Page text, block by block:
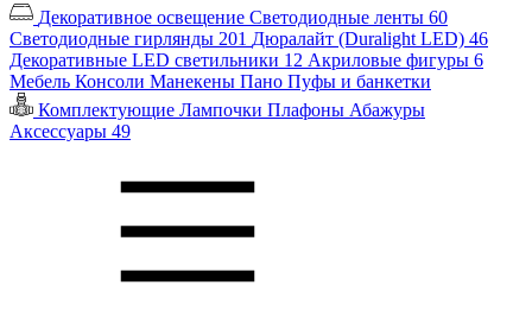
Декоративное освещение Светодиодные ленты 60
Светодиодные гирлянды 201 Дюралайт (Duralight LED) 46
Декоративные LED светильники 12 Акриловые фигуры 6
Мебель Консоли Манекены Пано Пуфы и банкетки
Комплектующие Лампочки Плафоны Абажуры
Аксессуары 49